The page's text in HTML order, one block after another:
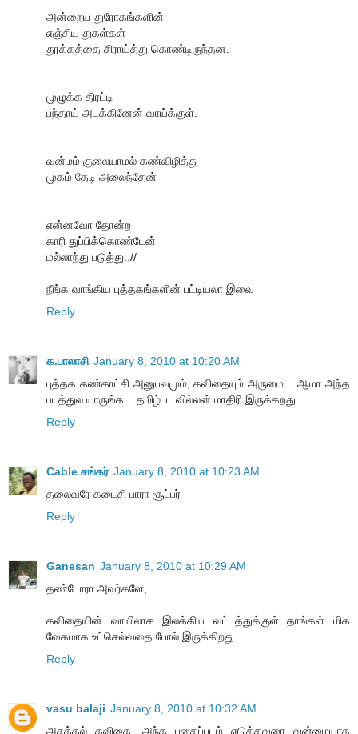
அன்றைய துரோகங்களின்
எஞ்சிய துகள்கள்
தூக்கத்தை சிராய்த்து கொண்டிருந்தன.
முழுக்க திரட்டி
பந்தாய் அடக்கினேன் வாய்க்குள்.
வன்மம் குலையாமல் கண்விழித்து
முகம் தேடி அலைந்தேன்
என்னவோ தோன்ற
காரி துப்பிக்கொண்டேன்
மல்லாந்து படுத்து..//
நீங்க வாங்கிய புத்தகங்களின் பட்டியலா இவை
Reply
க.பாலாசி January 8, 2010 at 10:20 AM
புத்தக கண்காட்சி அனுபவமும், கவிதையும் அருமை... ஆமா அந்த
படத்துல யாருங்க... தமிழ்பட வில்லன் மாதிரி இருக்கறது.
Reply
Cable சங்கர் January 8, 2010 at 10:23 AM
தலைவரே கடைசி பாரா சூப்பர்
Reply
Ganesan January 8, 2010 at 10:29 AM
தண்டோரா அவர்களே,
கவிதையின் வாயிலாக இலக்கிய வட்டத்துக்குள் தாங்கள் மிக
வேகமாக உட்செல்வதை போல் இருக்கிறது.
Reply
vasu balaji January 8, 2010 at 10:32 AM
அசத்தல் கவிதை. அந்த புகைப்படம் எடுத்தவரை வன்மையாக